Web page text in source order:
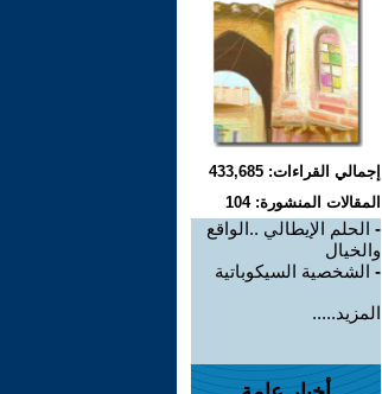
إجمالي القراءات: 433,685
المقالات المنشورة: 104
- الحلم الإيطالي ..الواقع
والخيال
- الشخصية السيكوباتية
المزيد.....